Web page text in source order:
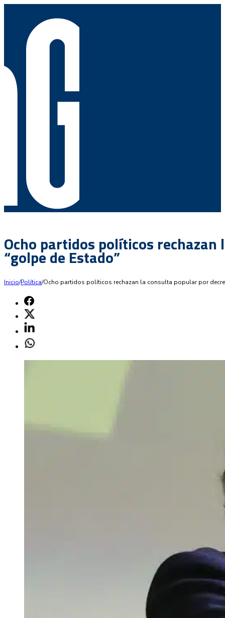
Ocho partidos políticos
“golpe de Estado”
Inicio/Política/Ocho partidos políticos rechazan la consulta popular por